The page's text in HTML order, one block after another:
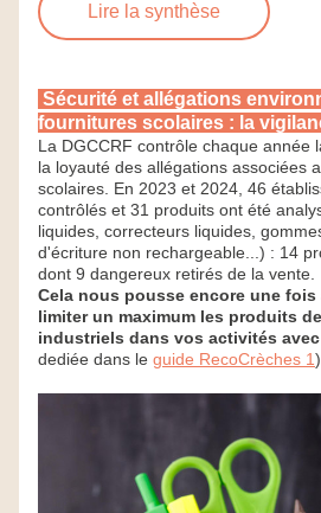
Lire la synthèse
fournitures scolaires : la
La DGCCRF contrôle chaque année
la loyauté des allégations associées
scolaires. En 2023 et 2024, 46
contrôlés et 31 produits ont été
liquides, correcteurs liquides,
d'écriture non rechargeable...) : 14
dont 9 dangereux retirés de la vente.
Cela nous pousse encore une
limiter un maximum les produits
industriels dans vos activités
dediée dans le guide RecoCrèches 1)